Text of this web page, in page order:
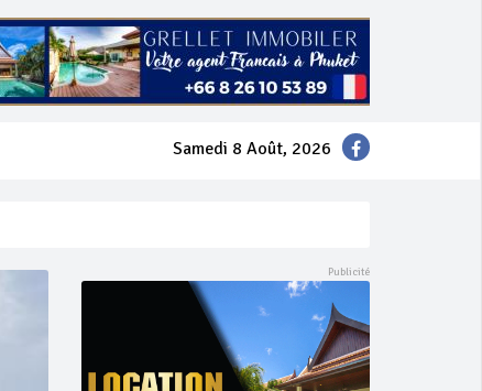
Samedi 8 Août, 2026